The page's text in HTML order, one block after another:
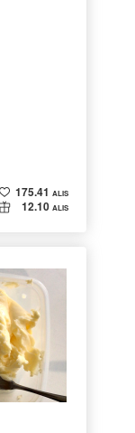
175.41 ALIS
12.10 ALIS